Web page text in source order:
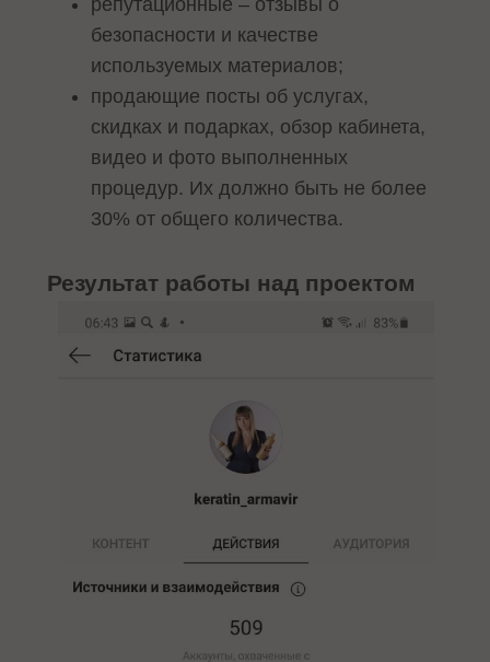
репутационные – отзывы о
безопасности и качестве
используемых материалов;
продающие посты об услугах,
скидках и подарках, обзор кабинета,
видео и фото выполненных
процедур. Их должно быть не более
30% от общего количества.
Результат работы над проектом